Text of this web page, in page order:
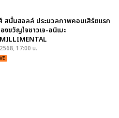
สนั่นฮอลล์ ประมวลภาพคอนเสิร์ตแรก
งขวัญใจชาวเจ-อนิเมะ
17:00 น.